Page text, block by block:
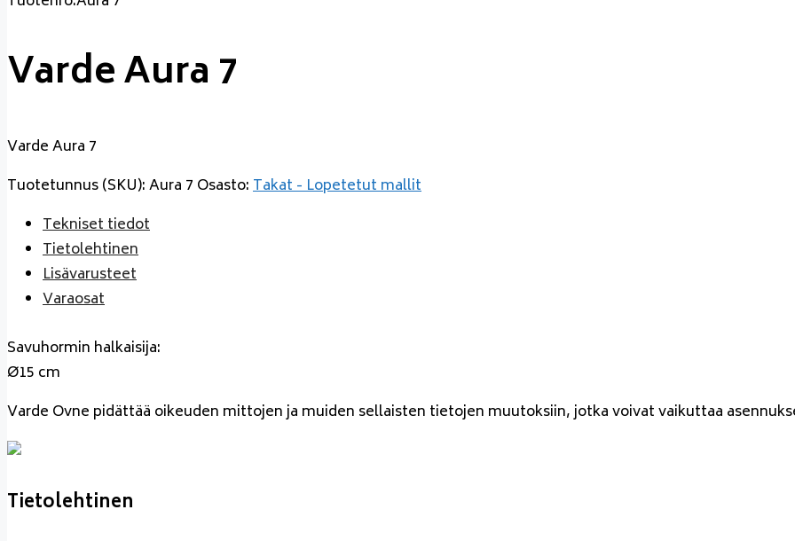
Varde Aura 7
Varde Aura 7
Tuotetunnus (SKU):Aura 7 Osasto:Takat - Lopetetut mallit
Tekniset tiedot
Tietolehtinen
Lisävarusteet
Varaosat
Savuhormin halkaisija:
Ø15 cm
Varde Ovne pidättää oikeuden mittojen ja muiden sellaisten tietojen muutoksiin, jotka voivat vaikuttaa
Tietolehtinen